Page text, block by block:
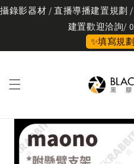
攝錄影器材 / 直播導播建置規劃
建置歡迎洽詢/
✨填寫規